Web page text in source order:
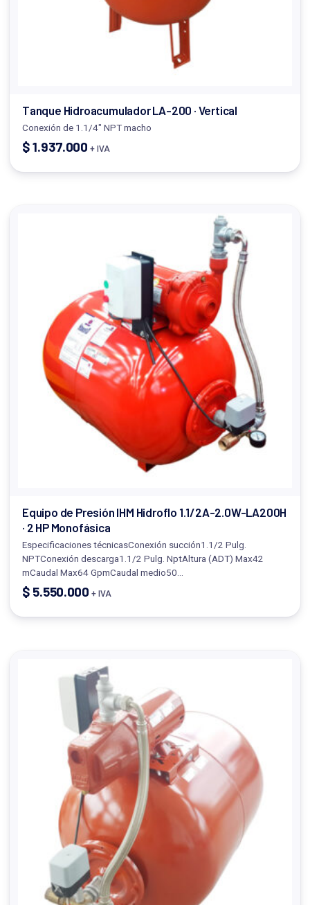
Tanque Hidroacumulador LA-200 · Vertical
Conexión de 1.1/4" NPT macho
$1.937.000 + IVA
Equipo de Presión IHM Hidroflo 1.1/2A-2.0W-LA200H
· 2 HP Monofásica
Especificaciones técnicasConexión succión1.1/2 Pulg.
NPTConexión descarga1.1/2 Pulg. NptAltura (ADT) Max42
mCaudal Max64 GpmCaudal medio50…
$ 5.550.000 + IVA